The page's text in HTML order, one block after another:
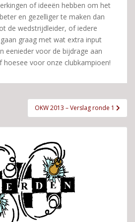
of ideeën hebben om het
en gezelliger te maken dan
de wedstrijdleider, of iedere
graag met wat extra input
eenieder voor de bijdrage aan
hoesee voor onze clubkampioen!
OKW 2013 – Verslag ronde 1